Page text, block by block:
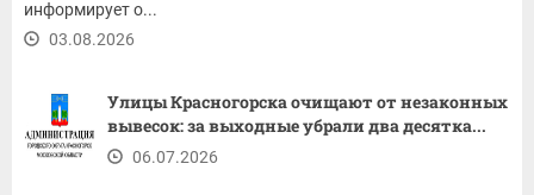
информирует о...
03.08.2026
Улицы Красногорска очищают от незаконных
вывесок: за выходные убрали два десятка...
06.07.2026